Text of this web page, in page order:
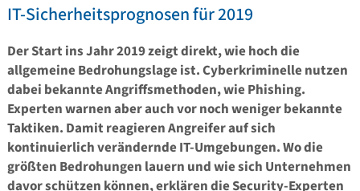
IT-Sicherheitsprognosen für 2019
Der Start ins Jahr 2019 zeigt direkt, wie hoch die
allgemeine Bedrohungslage ist. Cyberkriminelle nutzen
dabei bekannte Angriffsmethoden, wie Phishing.
Experten warnen aber auch vor noch weniger bekannte
Taktiken. Damit reagieren Angreifer auf sich
kontinuierlich verändernde IT-Umgebungen. Wo die
größten Bedrohungen lauern und wie sich Unternehmen
davor schützen können, erklären die Security-Experten